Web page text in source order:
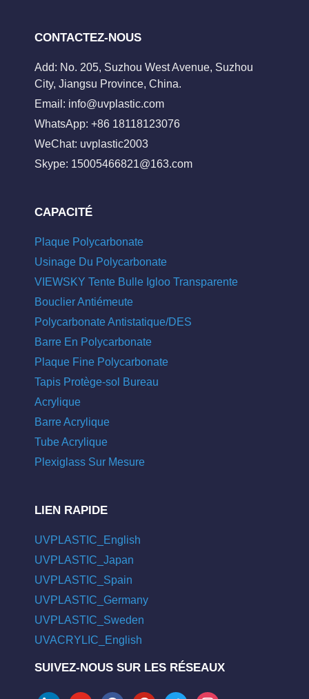
CONTACTEZ-NOUS
Add: No. 205, Suzhou West Avenue, Suzhou
City, Jiangsu Province, China.
Email: info@uvplastic.com
WhatsApp: +86 18118123076
WeChat: uvplastic2003
Skype: 15005466821@163.com
CAPACITÉ
Plaque Polycarbonate
Usinage Du Polycarbonate
VIEWSKY Tente Bulle Igloo Transparente
Bouclier Antiémeute
Polycarbonate Antistatique/DES
Barre En Polycarbonate
Plaque Fine Polycarbonate
Tapis Protège-sol Bureau
Acrylique
Barre Acrylique
Tube Acrylique
Plexiglass Sur Mesure
LIEN RAPIDE
UVPLASTIC_English
UVPLASTIC_Japan
UVPLASTIC_Spain
UVPLASTIC_Germany
UVPLASTIC_Sweden
UVACRYLIC_English
SUIVEZ-NOUS SUR LES RÉSEAUX